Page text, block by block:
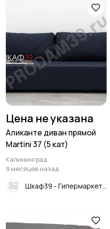
Цена не указана
Аликанте диван прямой
Martini 37 (5 кат)
Калининград
9 месяцев назад